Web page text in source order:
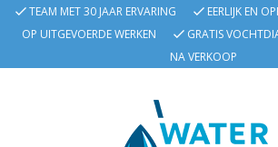
TEAM MET 30 JAAR ERVARING EERLIJK EN
OP UITGEVOERDE WERKEN
GRATIS
NA VERKOOP